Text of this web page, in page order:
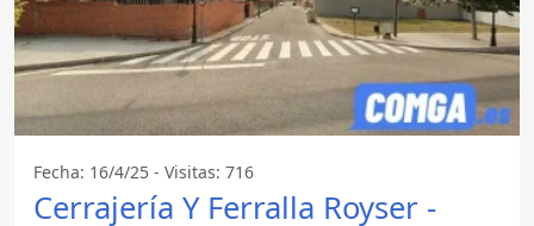
Fecha: 16/4/25 - Visitas: 716
Cerrajería Y Ferralla Royser -